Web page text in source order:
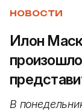
НОВОСТИ
Илон
В